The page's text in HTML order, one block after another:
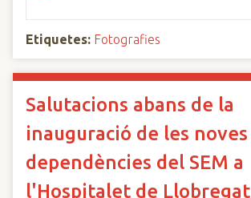
Etiquetes: Fotografies
Salutacions abans de la
inauguració de les noves
dependències del SEM a
l'Hospitalet de Llobregat